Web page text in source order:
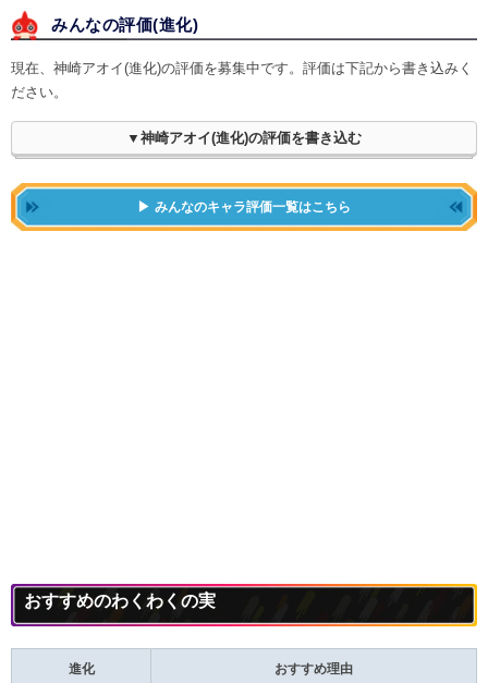
みんなの評価(進化)
現在、神崎アオイ(進化)の評価を募集中です。評価は下記から書き込みく
ださい。
▼神崎アオイ(進化)の評価を書き込む
みんなのキャラ評価一覧はこちら
おすすめのわくわくの実
進化 おすすめ理由